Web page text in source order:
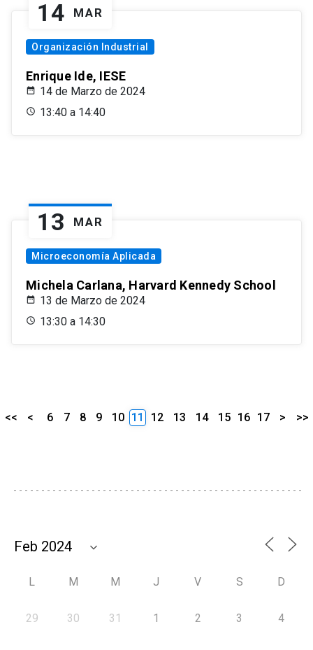
14 MAR
Organización Industrial
Enrique Ide, IESE
14 de Marzo de 2024
13:40 a 14:40
13 MAR
Microeconomía Aplicada
Michela Carlana, Harvard Kennedy School
13 de Marzo de 2024
13:30 a 14:30
<< < 6 7 8 9 10 11 12 13 14 15 16 17 > >>
L M M J V S D
29 30 31 1 2 3 4